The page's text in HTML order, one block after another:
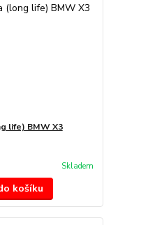
life) BMW X3
Skladem
košíku